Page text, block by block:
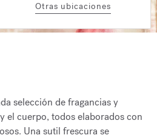
Otras ubicaciones
selección de fragancias y
el cuerpo, todos elaborados con
Una sutil frescura se